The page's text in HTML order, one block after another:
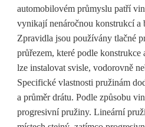
automobilovém průmyslu patří
vynikají nenáročnou konstrukcí a
Zpravidla jsou používány tlačné
průřezem, které podle konstrukce
lze instalovat svisle, vodorovně
Specifické vlastnosti pružinám
a průměr drátu. Podle způsobu
progresivní pružiny. Lineární